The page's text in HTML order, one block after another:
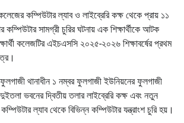
কম্পিউটার ল্যাব ও লাইব্রেরি কক্ষ থেকে প্রায় ১১
কম্পিউটার সামগ্রী চুরির ঘটনায় এক শিক্ষার্থীকে আটক
কলেজটির এইচএসসি ২০২৫-২০২৬ শিক্ষাবর্ষের প্রথম
থানাধীন ১ নম্বর ফুলগাজী ইউনিয়নের ফুলগাজী
ভবনের দ্বিতীয় তলার লাইব্রেরি কক্ষ এবং নতুন
ল্যাব থেকে বিভিন্ন কম্পিউটার যন্ত্রাংশ চুরি হয়।